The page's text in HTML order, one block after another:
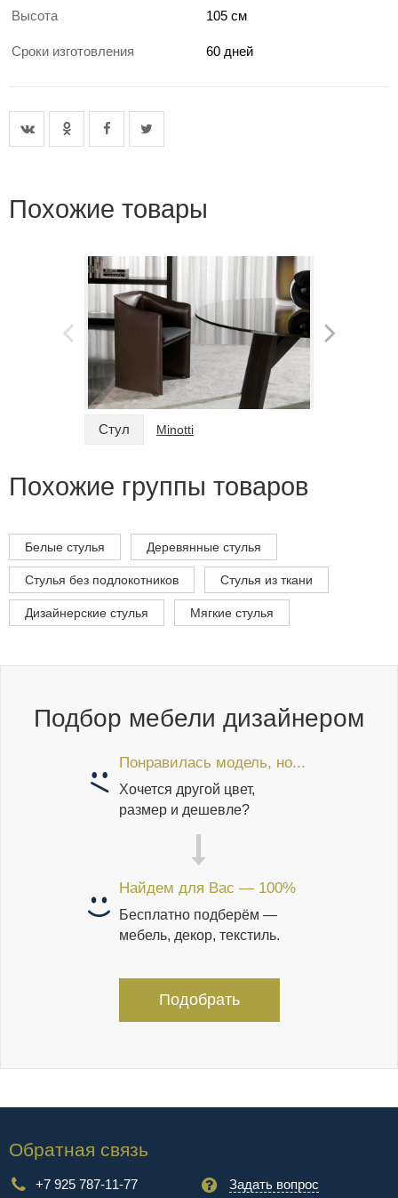
Высота 105 см
Сроки изготовления 60 дней
Похожие товары
Стул Minotti
Похожие группы товаров
Белые стулья Деревянные стулья
Стулья без подлокотников Стулья из ткани
Дизайнерские стулья Мягкие стулья
Подбор мебели дизайнером
Понравилась модель, но...
Хочется другой цвет,
размер и дешевле?
Найдем для Вас — 100%
Бесплатно подберём —
мебель, декор, текстиль.
Подобрать
Обратная связь
+7 925 787-11-77 Задать вопрос